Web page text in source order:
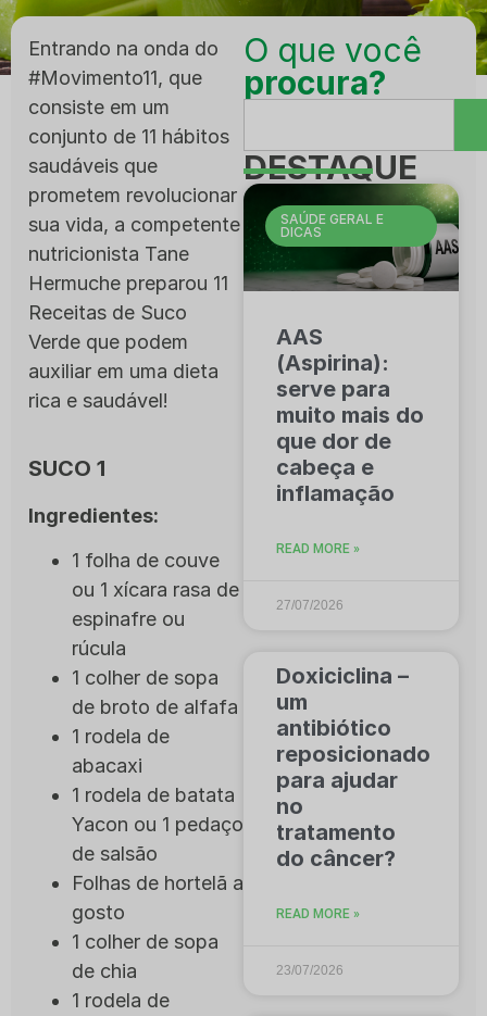
Entrando na onda do
#Movimento11, que
consiste em um
conjunto de 11 hábitos
saudáveis que
prometem revolucionar
sua vida, a competente
nutricionista Tane
Hermuche preparou 11
Receitas de Suco
Verde que podem
auxiliar em uma dieta
rica e saudável!
SUCO 1
Ingredientes:
1 folha de couve
ou 1 xícara rasa de
espinafre ou
rúcula
1 colher de sopa
de broto de alfafa
1 rodela de
abacaxi
1 rodela de batata
Yacon ou 1 pedaço
de salsão
Folhas de hortelã a
gosto
1 colher de sopa
de chia
1 rodela de
O que você
procura?
DESTAQUE
SAÚDE GERAL E
DICAS
AAS
(Aspirina):
serve para
muito mais do
que dor de
cabeça e
inflamação
READ MORE »
27/07/2026
Doxiciclina –
um
antibiótico
reposicionado
para ajudar
no
tratamento
do câncer?
READ MORE »
23/07/2026